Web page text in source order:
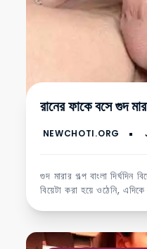
রানের ফাকে বসে গুদ
গুদ মারার গল্প বাংলা দির্ঘদিন
বিয়েটা করা হয়ে ওঠেনি,